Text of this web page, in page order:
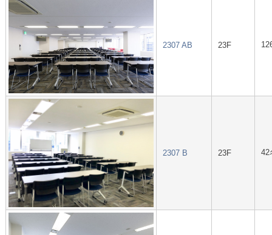
2307 AB 23F
2307 B 23F 42